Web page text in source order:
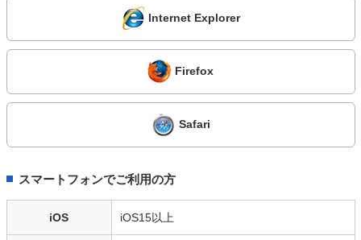
Internet Explorer
Firefox
Safari
スマートフォンでご利用の方
iOS iOS15以上